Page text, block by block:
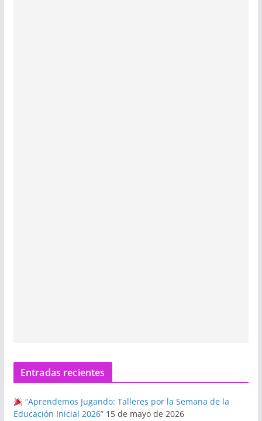
Entradas recientes
“Aprendemos Jugando: Talleres por la Semana de la
Educación Inicial 2026” 15 de mayo de 2026